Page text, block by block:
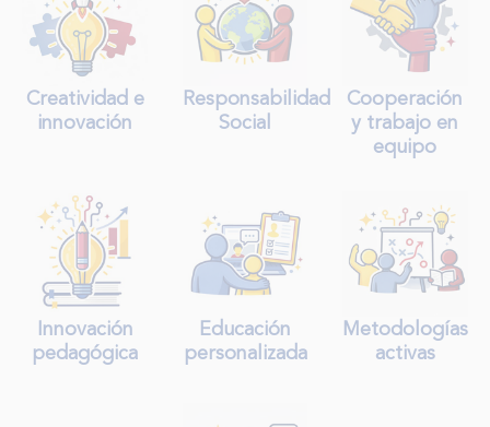
Creatividad e
innovación
Responsabilidad
Social
Cooperación
y trabajo en
equipo
Innovación
pedagógica
Educación
personalizada
Metodologías
activas